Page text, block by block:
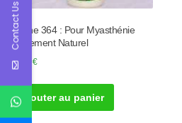
Tisane 364 : Pour Myasthénie
Traitement Naturel
40.00€
Ajouter au panier
Contact Us